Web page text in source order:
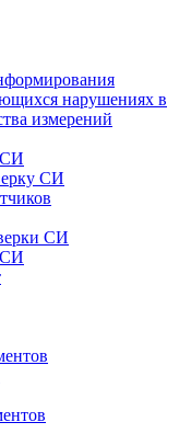
нарушениях в
измерений
СИ
СИ
СИ
СИ